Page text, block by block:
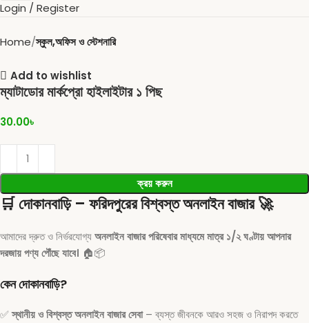
Login / Register
Home স্কুল,অফিস ও স্টেশনারি
Add to wishlist
ম্যাটাডোর মার্কপ্রো হাইলাইটার ১ পিছ
30.00৳
ক্রয় করুন
🛒দোকানবাড়ি – ফরিদপুরের বিশ্বস্ত অনলাইন বাজার🚀
আমাদের দ্রুত ও নির্ভরযোগ্যঅনলাইন বাজার পরিষেবার মাধ্যমে মাত্র ১/২ ঘণ্টায় আপনার
দরজায় পণ্য পৌঁছে যাবে। 🏠📦
কেন দোকানবাড়ি?
✅স্থানীয় ও বিশ্বস্ত অনলাইন বাজার সেবা– ব্যস্ত জীবনকে আরও সহজ ও নিরাপদ করতে